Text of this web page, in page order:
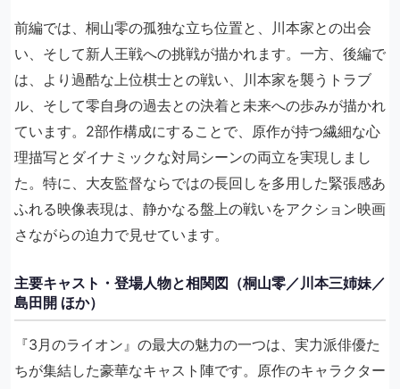
前編では、桐山零の孤独な立ち位置と、川本家との出会
い、そして新人王戦への挑戦が描かれます。一方、後編で
は、より過酷な上位棋士との戦い、川本家を襲うトラブ
ル、そして零自身の過去との決着と未来への歩みが描かれ
ています。2部作構成にすることで、原作が持つ繊細な心
理描写とダイナミックな対局シーンの両立を実現しまし
た。特に、大友監督ならではの長回しを多用した緊張感あ
ふれる映像表現は、静かなる盤上の戦いをアクション映画
さながらの迫力で見せています。
主要キャスト・登場人物と相関図（桐山零／川本三姉妹／
島田開 ほか）
『3月のライオン』の最大の魅力の一つは、実力派俳優た
ちが集結した豪華なキャスト陣です。原作のキャラクター